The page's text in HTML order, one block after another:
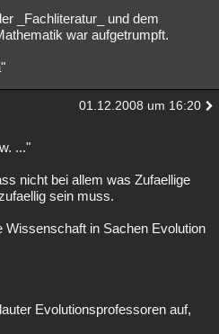
_Fachliteratur_ und dem
war aufgetrumpft.
01.12.2008 um 16:20
..."
nicht bei allem was Zufaellige
sein muss.
in Sachen Evolution
Evolutionsprofessoren auf,